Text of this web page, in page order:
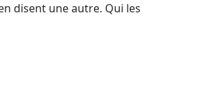
disent une autre. Qui les